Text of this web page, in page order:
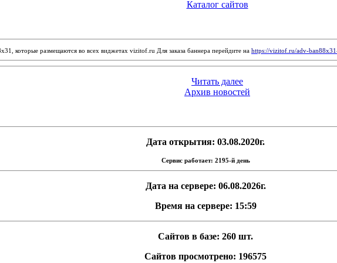
Каталог сайтов
которые размещаются во всех виджетах vizitof.ru Для заказа баннера перейдите на https://vizitof.ru/adv-
Читать далее
Архив новостей
Дата открытия: 03.08.2020г.
Сервис работает: 2195-й день
Дата на сервере: 06.08.2026г.
Время на сервере: 15:59
Сайтов в базе: 260 шт.
Сайтов просмотрено: 196575